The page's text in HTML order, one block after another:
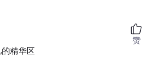
精华区
赞